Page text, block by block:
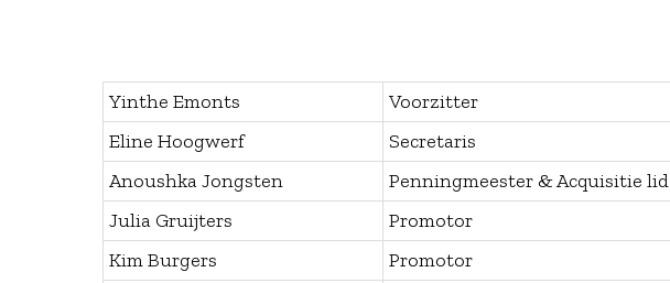
Yinthe Emonts
Voorzitter
Eline Hoogwerf
Secretaris
Anoushka Jongsten
Penningmeester & Acquisitie lid
Julia Gruijters
Promotor
Kim Burgers
Promotor